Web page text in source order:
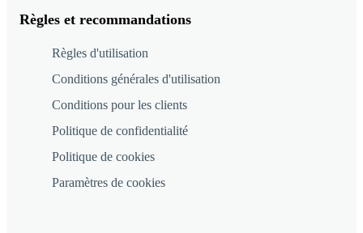
Règles et recommandations
Règles d'utilisation
Conditions générales d'utilisation
Conditions pour les clients
Politique de confidentialité
Politique de cookies
Paramètres de cookies